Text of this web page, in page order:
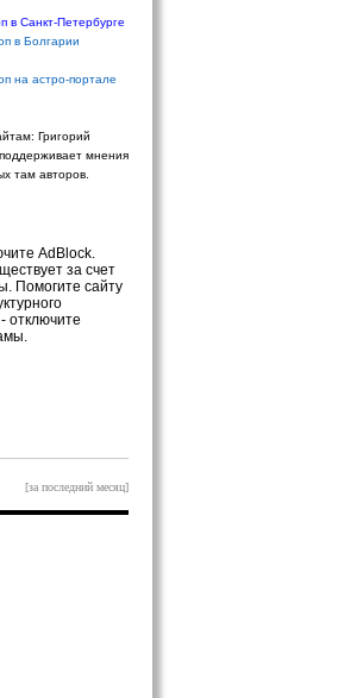
в Санкт-Петербурге
в Болгарии
на астро-портале
Григорий
мнения
там авторов.
AdBlock.
за счет
Помогите сайту
отключите
[за последний месяц]